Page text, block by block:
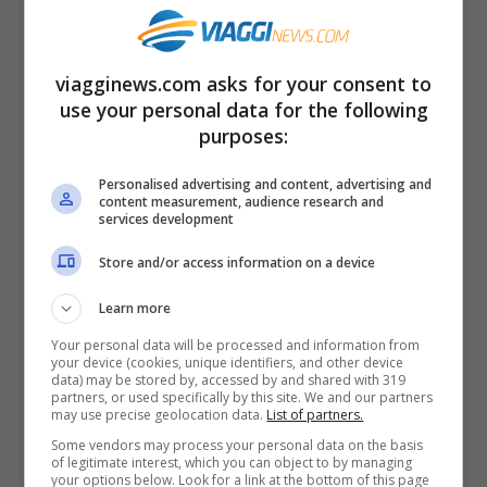
Tiangong-1: dove si trova
In ogni caso è ancora troppo presto per
dire se e quando la Stazione Spaziale
Cinese cadrà sull’Italia. Inoltre, se tutto
andrà bene, Tiangong-1 dovrebbe
disintegrarsi entrando a contatto con
l’atmosfera. Le preoccupazioni degli
esperti riguardano solo eventuali detriti
che potrebbero cadere al suolo causando
danni. Comunque, in tutta la storia
dell’attività spaziale, solo una volta è
accaduto che una persona fosse colpita da
un detrito spaziale, è accaduto nel 1997 in
viagginews.com asks for your consent to
use your personal data for the following
purposes:
Personalised advertising and content, advertising and
content measurement, audience research and
services development
Store and/or access information on a device
Learn more
Your personal data will be processed and information from
your device (cookies, unique identifiers, and other device
data) may be stored by, accessed by and shared with 319
partners, or used specifically by this site. We and our partners
may use precise geolocation data. List of partners.
Some vendors may process your personal data on the basis
of legitimate interest, which you can object to by managing
your options below. Look for a link at the bottom of this page